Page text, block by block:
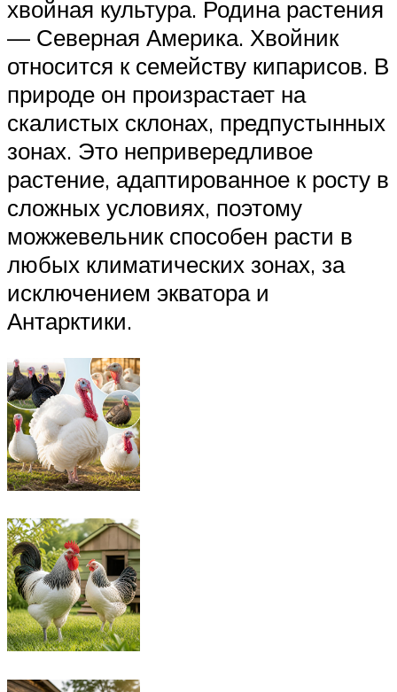
хвойная культура. Родина растения
— Северная Америка. Хвойник
относится к семейству кипарисов. В
природе он произрастает на
скалистых склонах, предпустынных
зонах. Это непривередливое
растение, адаптированное к росту в
сложных условиях, поэтому
можжевельник способен расти в
любых климатических зонах, за
исключением экватора и
Антарктики.